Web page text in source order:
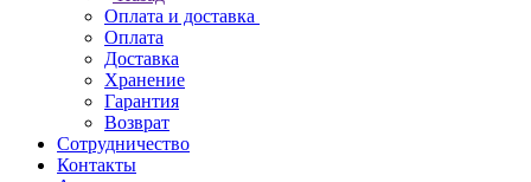
Оплата и доставка
Оплата
Доставка
Хранение
Гарантия
Возврат
Сотрудничество
Контакты